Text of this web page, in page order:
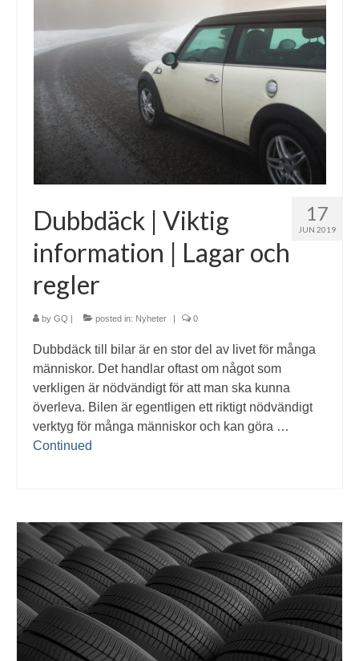
17
JUN 2019
Dubbdäck | Viktig
information | Lagar och
regler
by GQ | posted in: Nyheter | 0
Dubbdäck till bilar är en stor del av livet för många
människor. Det handlar oftast om något som
verkligen är nödvändigt för att man ska kunna
överleva. Bilen är egentligen ett riktigt nödvändigt
verktyg för många människor och kan göra …
Continued